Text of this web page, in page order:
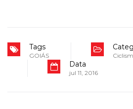
Tags
GOIÁS
Data
jul 11, 2016